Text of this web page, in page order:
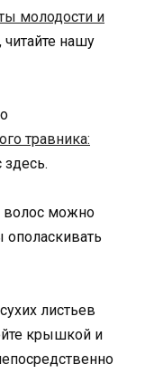
молодости и
, читайте нашу
травника:
волос можно
ополаскивать
листьев
крышкой и